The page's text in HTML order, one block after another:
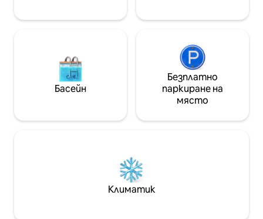
Басейн
Безплатно
паркиране на
място
Климатик